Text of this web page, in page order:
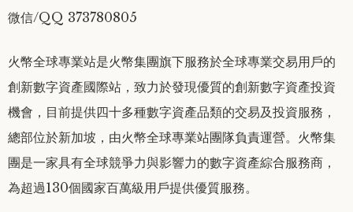
微信/QQ 373780805
火幣全球專業站是火幣集團旗下服務於全球專業交易用戶的
創新數字資產國際站，致力於發現優質的創新數字資產投資
機會，目前提供四十多種數字資產品類的交易及投資服務，
總部位於新加坡，由火幣全球專業站團隊負責運營。火幣集
團是一家具有全球競爭力與影響力的數字資產綜合服務商，
為超過130個國家百萬級用戶提供優質服務。